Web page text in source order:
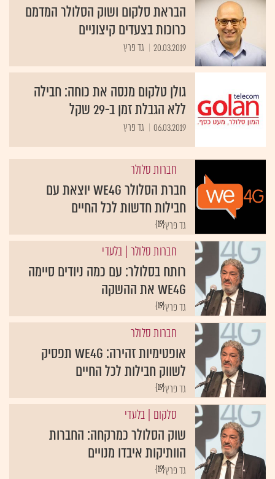
הבראת סלקום ושוק הסלולר המדמם
כרוכות בצעדים קיצוניים
20.03.2019 גד פרץ
גולן טלקום מנסה את כוחה: חבילה
ללא הגבלת זמן ב-29 שקל
06.03.2019 גד פרץ
חברות סלולר
חברת הסלולר We4G יוצאת עם
חבילות חדשות לכל החיים
{19}גד פרץ
חברות סלולר | בלעדי
רותח בסלולר: עם כמה ניודים סיימה
We4G את ההשקה
{19}גד פרץ
חברות סלולר
אופטימיות זהירה: We4G תפסיק
לשווק חבילות לכל החיים
{19}גד פרץ
סלקום | בלעדי
שוק הסלולר כמרקחה: החברות
הוותיקות איבדו מנויים
{19}גד פרץ